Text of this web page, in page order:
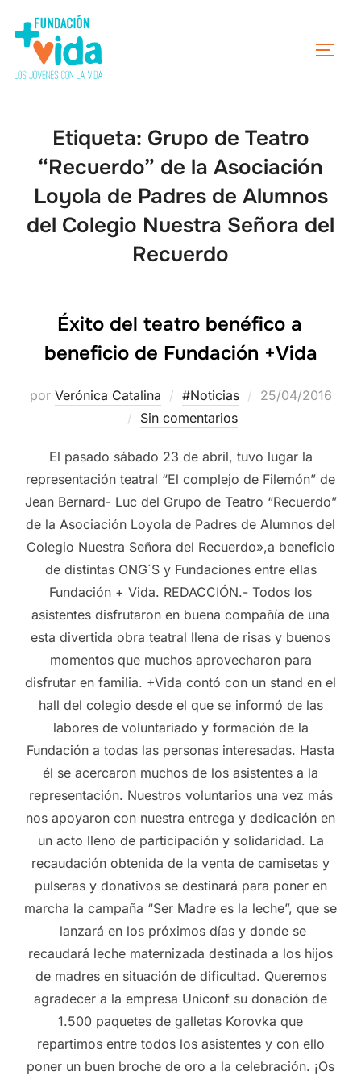
Etiqueta: Grupo de Teatro
“Recuerdo” de la Asociación
Loyola de Padres de Alumnos
del Colegio Nuestra Señora del
Recuerdo
Éxito del teatro benéfico a
beneficio de Fundación +Vida
por Verónica Catalina #Noticias
25/04/2016
Sin comentarios
El pasado sábado 23 de abril, tuvo lugar la
representación teatral “El complejo de Filemón” de
Jean Bernard- Luc del Grupo de Teatro “Recuerdo”
de la Asociación Loyola de Padres de Alumnos del
Colegio Nuestra Señora del Recuerdo»,a beneficio
de distintas ONG´S y Fundaciones entre ellas
Fundación + Vida. REDACCIÓN.- Todos los
asistentes disfrutaron en buena compañía de una
esta divertida obra teatral llena de risas y buenos
momentos que muchos aprovecharon para
disfrutar en familia. +Vida contó con un stand en el
hall del colegio desde el que se informó de las
labores de voluntariado y formación de la
Fundación a todas las personas interesadas. Hasta
él se acercaron muchos de los asistentes a la
representación. Nuestros voluntarios una vez más
nos apoyaron con nuestra entrega y dedicación en
un acto lleno de participación y solidaridad. La
recaudación obtenida de la venta de camisetas y
pulseras y donativos se destinará para poner en
marcha la campaña “Ser Madre es la leche”, que se
lanzará en los próximos días y donde se
recaudará leche maternizada destinada a los hijos
de madres en situación de dificultad. Queremos
agradecer a la empresa Uniconf su donación de
1.500 paquetes de galletas Korovka que
repartimos entre todos los asistentes y con ello
poner un buen broche de oro a la celebración. ¡Os